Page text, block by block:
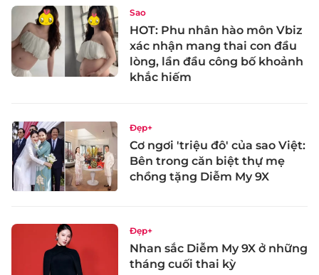
Sao
HOT: Phu nhân hào môn Vbiz
xác nhận mang thai con đầu
lòng, lần đầu công bố khoảnh
khắc hiếm
Đẹp+
Cơ ngơi 'triệu đô' của sao Việt:
Bên trong căn biệt thự mẹ
chồng tặng Diễm My 9X
Đẹp+
Nhan sắc Diễm My 9X ở những
tháng cuối thai kỳ